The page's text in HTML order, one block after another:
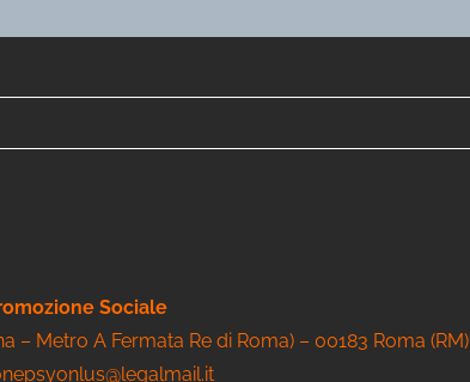
Sociale
– Metro A Fermata Re di Roma) – 00183 Roma (RM)